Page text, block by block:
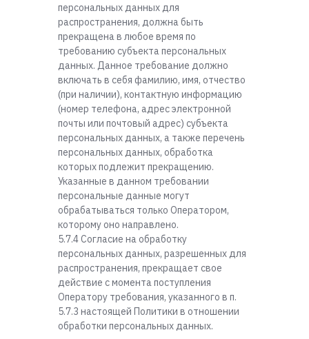
персональных данных для
распространения, должна быть
прекращена в любое время по
требованию субъекта персональных
данных. Данное требование должно
включать в себя фамилию, имя, отчество
(при наличии), контактную информацию
(номер телефона, адрес электронной
почты или почтовый адрес) субъекта
персональных данных, а также перечень
персональных данных, обработка
которых подлежит прекращению.
Указанные в данном требовании
персональные данные могут
обрабатываться только Оператором,
которому оно направлено.
5.7.4 Согласие на обработку
персональных данных, разрешенных для
распространения, прекращает свое
действие с момента поступления
Оператору требования, указанного в п.
5.7.3 настоящей Политики в отношении
обработки персональных данных.